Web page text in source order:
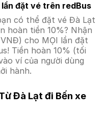
đặt vé trên redBus
có thể đặt vé Đà Lạt
hoàn tiền 10%? Nhận
cho MỌI lần đặt
Tiền hoàn 10% (tối
ví của người dùng
hành.
Đà Lạt đi Bến xe